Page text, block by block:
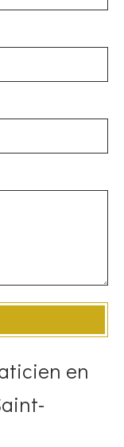
en